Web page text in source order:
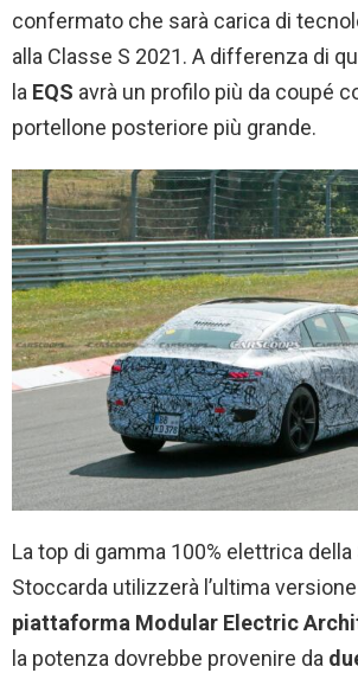
confermato che sarà carica di
alla Classe S 2021. A differenza di
la EQS avrà un profilo più da coupé
portellone posteriore più grande.
La top di gamma 100% elettrica della
Stoccarda utilizzerà l’ultima
piattaforma Modular Electric
la potenza dovrebbe provenire da